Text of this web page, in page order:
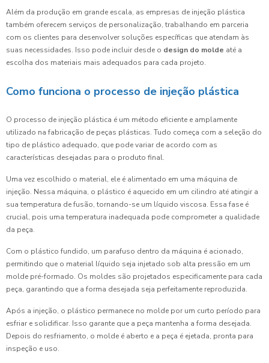
Além da produção em grande escala, as empresas de injeção plástica
também oferecem serviços de personalização, trabalhando em parceria
com os clientes para desenvolver soluções específicas que atendam às
suas necessidades. Isso pode incluir desde o design do molde até a
escolha dos materiais mais adequados para cada projeto.
Como funciona o processo de injeção plástica
O processo de injeção plástica é um método eficiente e amplamente
utilizado na fabricação de peças plásticas. Tudo começa com a seleção do
tipo de plástico adequado, que pode variar de acordo com as
características desejadas para o produto final.
Uma vez escolhido o material, ele é alimentado em uma máquina de
injeção. Nessa máquina, o plástico é aquecido em um cilindro até atingir a
sua temperatura de fusão, tornando-se um líquido viscosa. Essa fase é
crucial, pois uma temperatura inadequada pode comprometer a qualidade
da peça.
Com o plástico fundido, um parafuso dentro da máquina é acionado,
permitindo que o material líquido seja injetado sob alta pressão em um
molde pré-formado. Os moldes são projetados especificamente para cada
peça, garantindo que a forma desejada seja perfeitamente reproduzida.
Após a injeção, o plástico permanece no molde por um curto período para
esfriar e solidificar. Isso garante que a peça mantenha a forma desejada.
Depois do resfriamento, o molde é aberto e a peça é ejetada, pronta para
inspeção e uso.